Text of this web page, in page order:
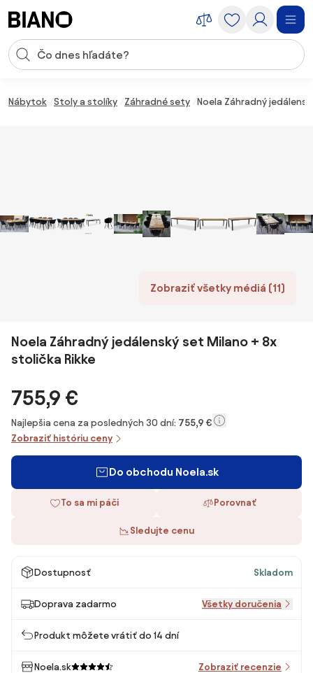
Vstup pre vyhľadávanie
Nábytok Stoly a stolíky Záhradné sety Noela Záhradný
Zobraziť všetky médiá (11)
Noela Záhradný jedálenský set Milano + 8x
stolička Rikke
755,9 €
Najlepšia cena za posledných 30 dní: 755,9 €
Zobraziť históriu ceny
Do obchodu Noela.sk
To sa mi páči Porovnať
Sledujte cenu
Dostupnosť Skladom
Doprava zadarmo Všetky doručenia
Produkt môžete vrátiť do 14 dní
Noela.sk Zobraziť recenzie